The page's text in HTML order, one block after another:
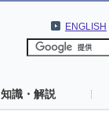
ENGLISH
知識・解説